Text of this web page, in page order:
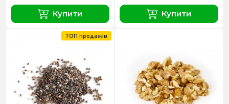
Купити Купити
ТОП продажів